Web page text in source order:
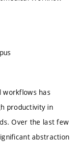
workflows has
productivity in
Over the last few
abstraction